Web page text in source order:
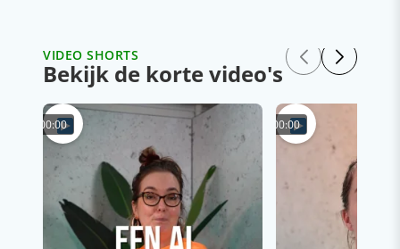
VIDEO SHORTS
Bekijk de korte video's
00:00 00:00